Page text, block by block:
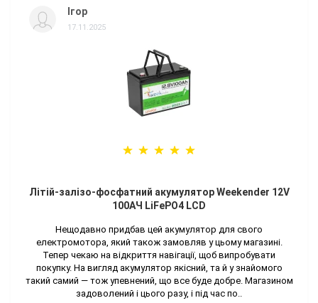
Ігор
17.11.2025
Літій-залізо-фосфатний акумулятор Weekender 12V
100AЧ LiFePO4 LCD
Нещодавно придбав цей акумулятор для свого
електромотора, який також замовляв у цьому магазині.
Тепер чекаю на відкриття навігації, щоб випробувати
покупку. На вигляд акумулятор якісний, та й у знайомого
такий самий — тож упевнений, що все буде добре. Магазином
задоволений і цього разу, і під час по..